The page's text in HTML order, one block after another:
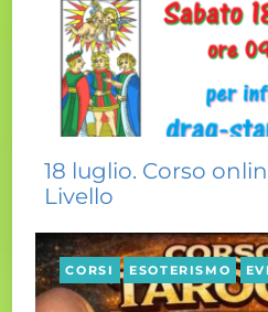
18 luglio. Corso
Livello
CORSI ESOTERISMO